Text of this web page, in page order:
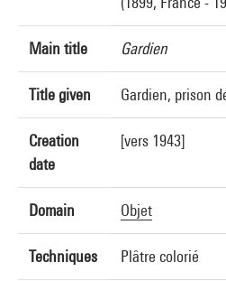
Main title Gardien
Title given Gardien, prison
Creation
date
[vers 1943]
Domain Objet
Techniques Plâtre colorié